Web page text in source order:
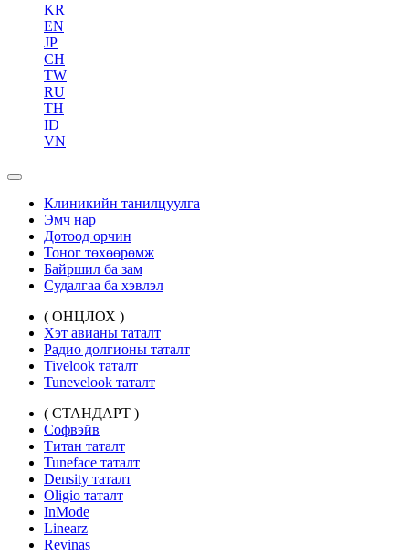
KR
EN
JP
CH
TW
RU
TH
ID
VN
Клиникийн танилцуулга
Эмч нар
Дотоод орчин
Тоног төхөөрөмж
Байршил ба зам
Судалгаа ба хэвлэл
( ОНЦЛОХ )
Хэт авианы таталт
Радио долгионы таталт
Tivelook таталт
Tunevelook таталт
( СТАНДАРТ )
Софвэйв
Титан таталт
Tuneface таталт
Density таталт
Oligio таталт
InMode
Linearz
Revinas